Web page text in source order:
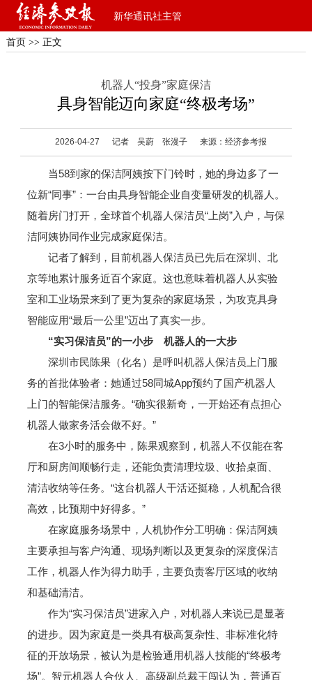
新华通讯社主管
首页 >> 正文
机器人“投身”家庭保洁
具身智能迈向家庭“终极考场”
2026-04-27 记者 吴蔚 张漫子 来源：经济参考报
当58到家的保洁阿姨按下门铃时，她的身边多了一
位新“同事”：一台由具身智能企业自变量研发的机器人。
随着房门打开，全球首个机器人保洁员“上岗”入户，与保
洁阿姨协同作业完成家庭保洁。
记者了解到，目前机器人保洁员已先后在深圳、北
京等地累计服务近百个家庭。这也意味着机器人从实验
室和工业场景来到了更为复杂的家庭场景，为攻克具身
智能应用“最后一公里”迈出了真实一步。
“实习保洁员”的一小步 机器人的一大步
深圳市民陈果（化名）是呼叫机器人保洁员上门服
务的首批体验者：她通过58同城App预约了国产机器人
上门的智能保洁服务。“确实很新奇，一开始还有点担心
机器人做家务活会做不好。”
在3小时的服务中，陈果观察到，机器人不仅能在客
厅和厨房间顺畅行走，还能负责清理垃圾、收拾桌面、
清洁收纳等任务。“这台机器人干活还挺稳，人机配合很
高效，比预期中好得多。”
在家庭服务场景中，人机协作分工明确：保洁阿姨
主要承担与客户沟通、现场判断以及更复杂的深度保洁
工作，机器人作为得力助手，主要负责客厅区域的收纳
和基础清洁。
作为“实习保洁员”进家入户，对机器人来说已是显著
的进步。因为家庭是一类具有极高复杂性、非标准化特
征的开放场景，被认为是检验通用机器人技能的“终极考
场”。智元机器人合伙人、高级副总裁王闯认为，普通百